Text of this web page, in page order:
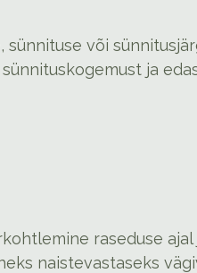
sünnituse või
ja
raseduse
naistevastaseks